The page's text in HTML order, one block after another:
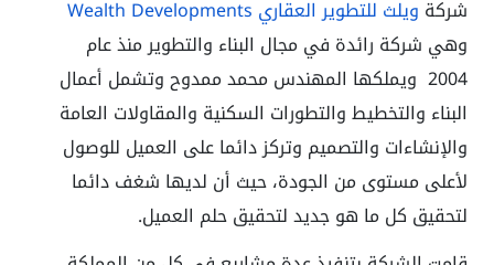
شركة ويلث للتطوير العقاري Wealth Developments
وهي شركة رائدة في مجال البناء والتطوير منذ عام
2004 ويملكها المهندس محمد ممدوح وتشمل أعمال
البناء والتخطيط والتطورات السكنية والمقاولات العامة
والإنشاءات والتصميم وتركز دائما على العميل للوصول
لأعلى مستوى من الجودة، حيث أن لديها شغف دائما
لتحقيق كل ما هو جديد لتحقيق حلم العميل.